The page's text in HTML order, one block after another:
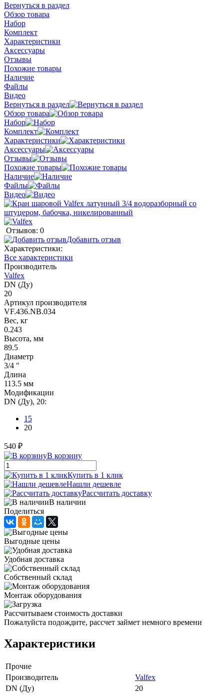
Вернуться в раздел
Обзор товара
Набор
Комплект
Характеристики
Аксессуары
Отзывы
Похожие товары
Наличие
Файлы
Видео
Вернуться в раздел
Обзор товара
Набор
Комплект
Характеристики
Аксессуары
Отзывы
Похожие товары
Наличие
Файлы
Видео
Отзывов: 0
Добавить отзыв
Характеристики:
Все характеристики
Производитель
Valfex
DN (Ду)
20
Артикул производителя
VF.436.NB.034
Вес, кг
0.243
Высота, мм
89.5
Диаметр
3/4 "
Длина
113.5 мм
Модификации
DN (Ду), 20:
15
20
540 ₽
В корзину
Купить в 1 клик
Нашли дешевле
Рассчитать доставку
В наличии
Поделиться
Выгодные цены
Удобная доставка
Собственный склад
Монтаж оборудования
Рассчитываем стоимость доставки
Пожалуйста подождите, рассчет займет немного времени
Характеристики
Прочие
Производитель
Valfex
DN (Ду)
20